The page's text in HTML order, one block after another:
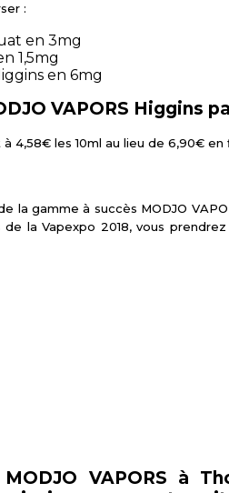
:
en 3mg
1,5mg
en 6mg
VAPORS Higgins
4,58€ les 10ml au lieu de 6,90€ en
la gamme à succès MODJO
la Vapexpo 2018, vous
VAPORS à